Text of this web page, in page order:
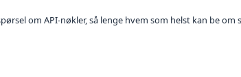
om API-nøkler, så lenge hvem som helst kan be om